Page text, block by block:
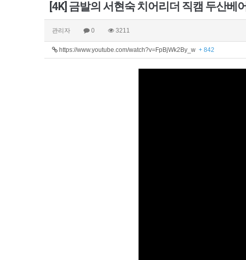
[4K] 금발의 서현숙 치어리더 직캠 두산베
관리자 0 3211
https://www.youtube.com/watch?v=FpBjWk2By_w + 842